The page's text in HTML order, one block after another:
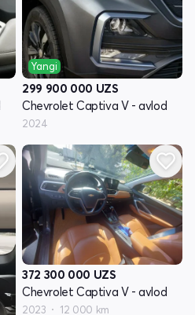
Yangi
299 900 000 UZS
Chevrolet Captiva V - avlod
2024
372 300 000 UZS
Chevrolet Captiva V - avlod
2023 12 000 km